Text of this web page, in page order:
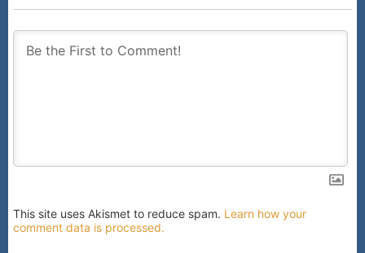
This site uses Akismet to reduce spam. Learn how your
comment data is processed.